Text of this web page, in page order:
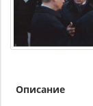
Описание